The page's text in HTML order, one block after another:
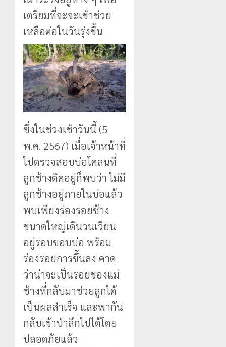
เตรียมที่จะจะเข้าช่วย
เหลือต่อในวันรุ่งขึ้น
ซึ่งในช่วงเช้าวันนี้ (5
พ.ค. 2567) เมื่อเจ้าหน้าที่
ไปตรวจสอบบ่อโคลนที่
ลูกช้างติดอยู่ก็พบว่า ไม่มี
ลูกช้างอยู่ภายในบ่อแล้ว
พบเพียงร่องรอยช้าง
ขนาดใหญ่เดินวนเวียน
อยู่รอบขอบบ่อ พร้อม
ร่องรอยการขึ้นลง คาด
ว่าน่าจะเป็นรอยของแม่
ช้างที่กลับมาช่วยลูกได้
เป็นผลสำเร็จ และพากัน
กลับเข้าป่าลึกไปได้โดย
ปลอดภัยแล้ว